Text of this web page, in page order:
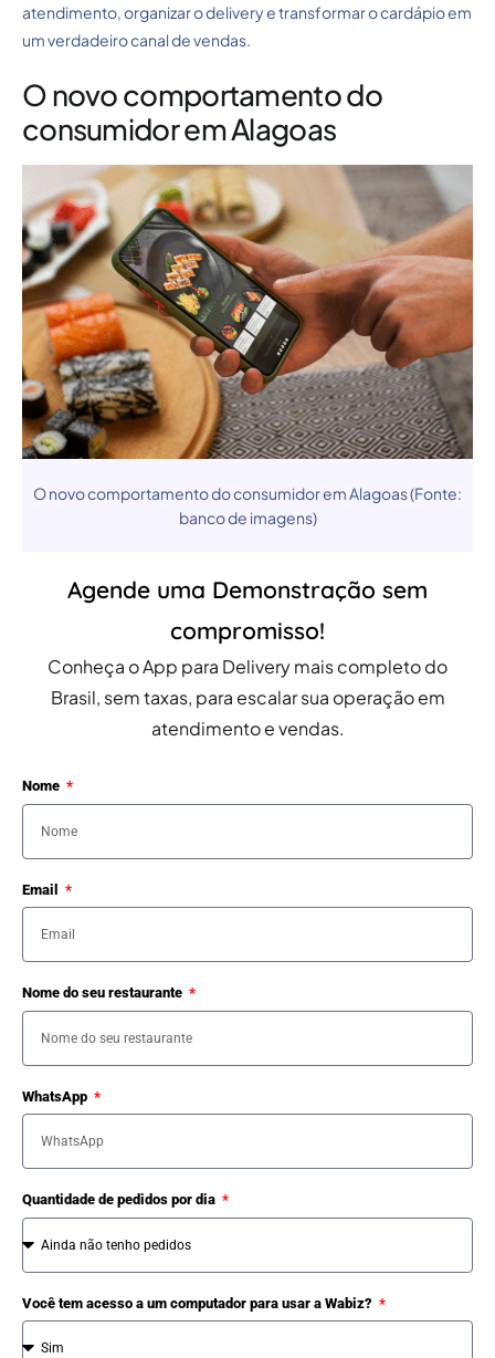
atendimento, organizar o delivery e transformar o cardápio em
um verdadeiro canal de vendas.
O novo comportamento do
consumidor em Alagoas
O novo comportamento do consumidor em Alagoas (Fonte:
banco de imagens)
Agende uma Demonstração sem
compromisso!
Conheça o App para Delivery mais completo do
Brasil, sem taxas, para escalar sua operação em
atendimento e vendas.
Nome
Email
Nome do seu restaurante
WhatsApp
Quantidade de pedidos por dia
Você tem acesso a um computador para usar a Wabiz?